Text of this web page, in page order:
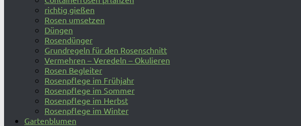
richtig gießen
Rosen umsetzen
Düngen
Rosendünger
Grundregeln für den Rosenschnitt
Vermehren – Veredeln – Okulieren
Rosen Begleiter
Rosenpflege im Frühjahr
Rosenpflege im Sommer
Rosenpflege im Herbst
Rosenpflege im Winter
Gartenblumen